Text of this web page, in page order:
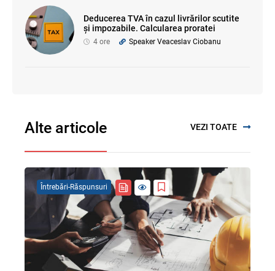
Deducerea TVA în cazul livrărilor scutite
și impozabile. Calcularea proratei
4 ore Speaker Veaceslav Ciobanu
Alte articole VEZI TOATE
Întrebări-Răspunsuri